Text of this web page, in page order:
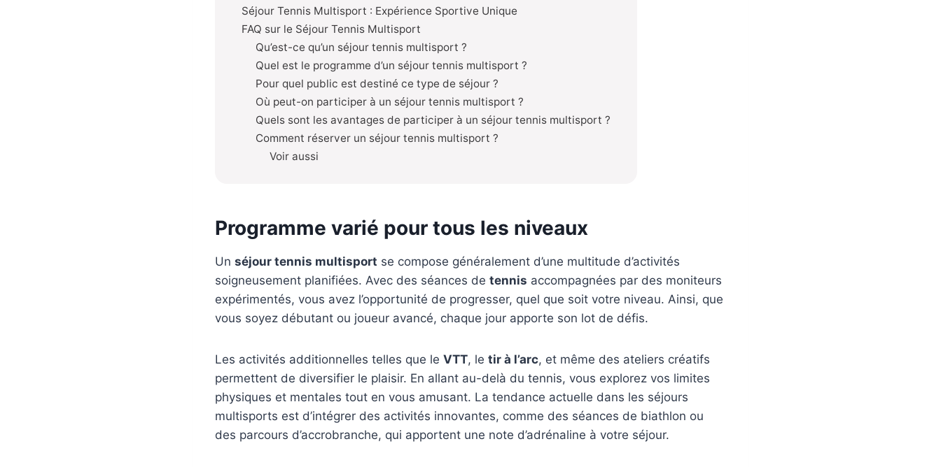
Séjour Tennis Multisport : Expérience Sportive Unique
FAQ sur le Séjour Tennis Multisport
Qu’est-ce qu’un séjour tennis multisport ?
Quel est le programme d’un séjour tennis multisport ?
Pour quel public est destiné ce type de séjour ?
Où peut-on participer à un séjour tennis multisport ?
Quels sont les avantages de participer à un séjour tennis multisport ?
Comment réserver un séjour tennis multisport ?
Voir aussi
Programme varié pour tous les niveaux
Un séjour tennis multisport se compose généralement d’une multitude d’activités
soigneusement planifiées. Avec des séances de tennis accompagnées par des moniteurs
expérimentés, vous avez l’opportunité de progresser, quel que soit votre niveau. Ainsi, que
vous soyez débutant ou joueur avancé, chaque jour apporte son lot de défis.
Les activités additionnelles telles que le VTT, le tir à l’arc, et même des ateliers créatifs
permettent de diversifier le plaisir. En allant au-delà du tennis, vous explorez vos limites
physiques et mentales tout en vous amusant. La tendance actuelle dans les séjours
multisports est d’intégrer des activités innovantes, comme des séances de biathlon ou
des parcours d’accrobranche, qui apportent une note d’adrénaline à votre séjour.